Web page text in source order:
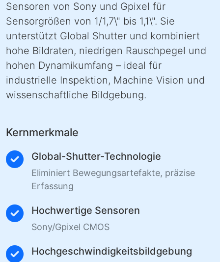
Sensoren von Sony und Gpixel für
Sensorgrößen von 1/1,7\" bis 1,1\". Sie
unterstützt Global Shutter und kombiniert
hohe Bildraten, niedrigen Rauschpegel und
hohen Dynamikumfang – ideal für
industrielle Inspektion, Machine Vision und
wissenschaftliche Bildgebung.
Kernmerkmale
Global-Shutter-Technologie
Eliminiert Bewegungsartefakte, präzise
Erfassung
Hochwertige Sensoren
Sony/Gpixel CMOS
Hochgeschwindigkeitsbildgebung